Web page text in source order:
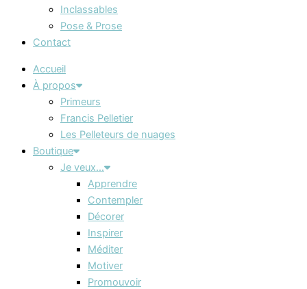
Inclassables
Pose & Prose
Contact
Accueil
À propos
Primeurs
Francis Pelletier
Les Pelleteurs de nuages
Boutique
Je veux…
Apprendre
Contempler
Décorer
Inspirer
Méditer
Motiver
Promouvoir